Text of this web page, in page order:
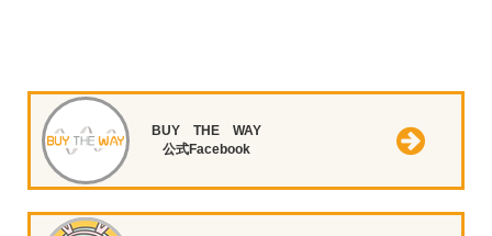
BUY THE WAY
公式Facebook